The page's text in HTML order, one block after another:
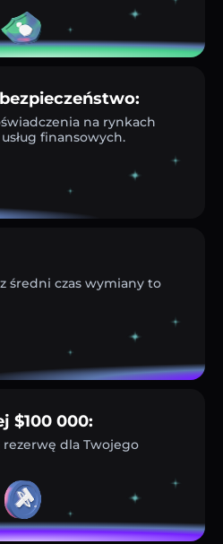
na rynkach
finansowych.
średni czas wymiany to
$100 000:
dla Twojego